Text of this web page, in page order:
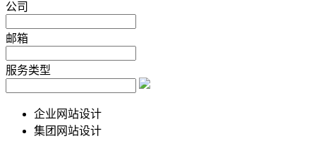
公司
邮箱
服务类型
企业网站设计
集团网站设计